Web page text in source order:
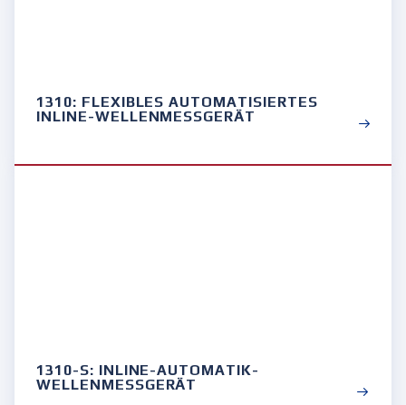
1310: FLEXIBLES AUTOMATISIERTES
INLINE-WELLENMESSGERÄT
1310-S: INLINE-AUTOMATIK-
WELLENMESSGERÄT